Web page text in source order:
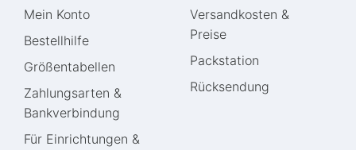
Mein Konto
Bestellhilfe
Größentabellen
Zahlungsarten &
Bankverbindung
Für Einrichtungen &
Versandkosten &
Preise
Packstation
Rücksendung